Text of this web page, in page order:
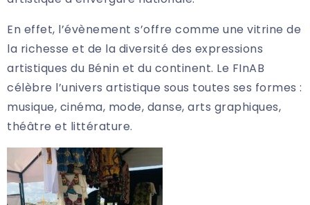
En effet, l’évènement s’offre comme une vitrine de
la richesse et de la diversité des expressions
artistiques du Bénin et du continent. Le FInAB
célèbre l’univers artistique sous toutes ses formes :
musique, cinéma, mode, danse, arts graphiques,
théâtre et littérature.